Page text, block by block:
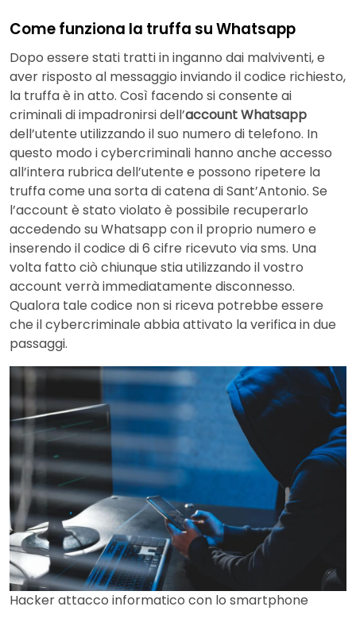
Come funziona la truffa su Whatsapp
Dopo essere stati tratti in inganno dai malviventi, e
aver risposto al messaggio inviando il codice richiesto,
la truffa è in atto. Così facendo si consente ai
criminali di impadronirsi dell’account Whatsapp
dell’utente utilizzando il suo numero di telefono. In
questo modo i cybercriminali hanno anche accesso
all’intera rubrica dell’utente e possono ripetere la
truffa come una sorta di catena di Sant’Antonio. Se
l’account è stato violato è possibile recuperarlo
accedendo su Whatsapp con il proprio numero e
inserendo il codice di 6 cifre ricevuto via sms. Una
volta fatto ciò chiunque stia utilizzando il vostro
account verrà immediatamente disconnesso.
Qualora tale codice non si riceva potrebbe essere
che il cybercriminale abbia attivato la verifica in due
passaggi.
Hacker attacco informatico con lo smartphone